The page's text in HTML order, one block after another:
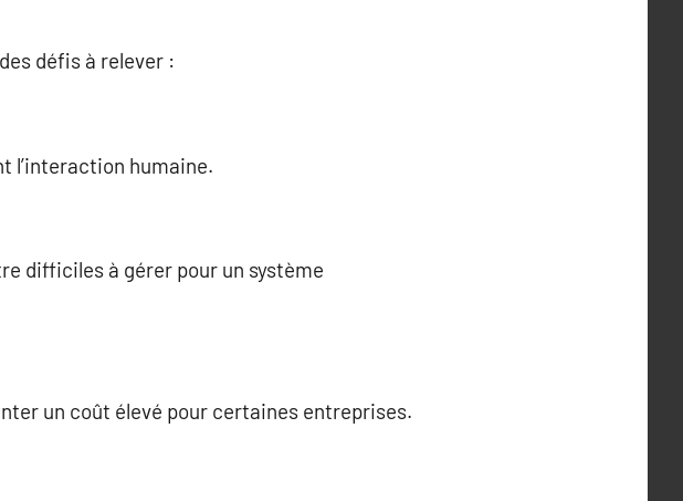
défis à relever :
l’interaction humaine.
difficiles à gérer pour un système
un coût élevé pour certaines entreprises.